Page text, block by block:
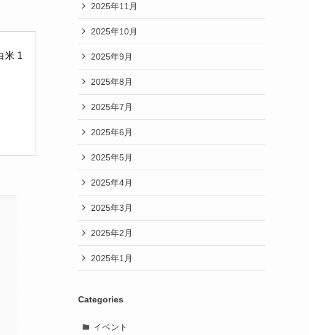
米 1
2025年11月
2025年10月
2025年9月
2025年8月
2025年7月
2025年6月
2025年5月
2025年4月
2025年3月
2025年2月
2025年1月
Categories
イベント